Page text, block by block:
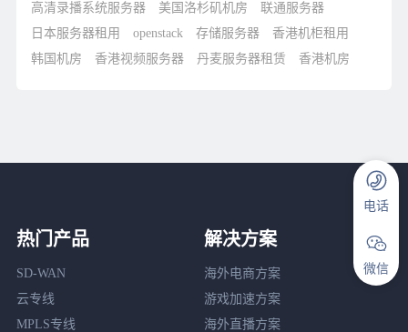
高清录播系统服务器
美国洛杉矶机房
联通服务器
日本服务器租用
openstack 存储服务器
香港机柜租用
韩国机房
香港视频服务器 丹麦服务器租赁 香港机房
热门产品
SD-WAN
云专线
MPLS专线
解决方案
海外电商方案
游戏加速方案
海外直播方案
电话
微信